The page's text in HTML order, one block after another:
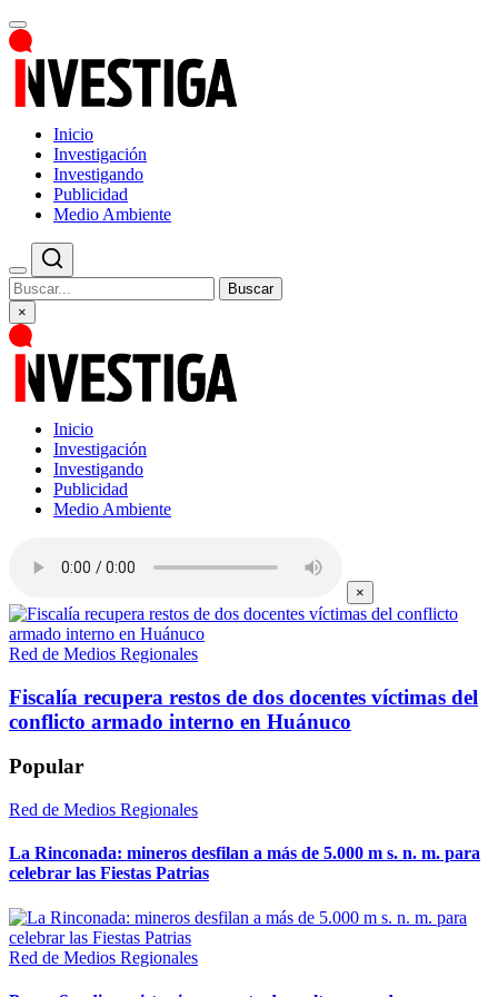
Inicio
Investigación
Investigando
Publicidad
Medio Ambiente
Buscar
×
Inicio
Investigación
Investigando
Publicidad
Medio Ambiente
×
Red de Medios Regionales
Fiscalía recupera restos de dos docentes víctimas del
conflicto armado interno en Huánuco
Popular
Red de Medios Regionales
La Rinconada: mineros desfilan a más de 5.000 m s. n. m. para
celebrar las Fiestas Patrias
Red de Medios Regionales